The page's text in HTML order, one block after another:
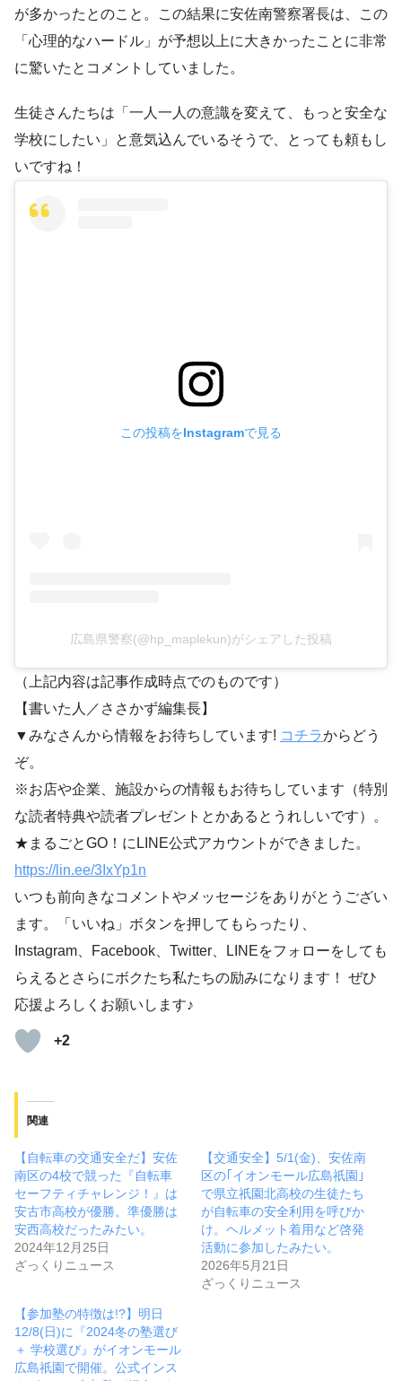
が多かったとのこと。この結果に安佐南警察署長は、この
「心理的なハードル」が予想以上に大きかったことに非常
に驚いたとコメントしていました。
生徒さんたちは「一人一人の意識を変えて、もっと安全な
学校にしたい」と意気込んでいるそうで、とっても頼もし
いですね！
この投稿をInstagramで見る
広島県警察(@hp_maplekun)がシェアした投稿
（上記内容は記事作成時点でのものです）
【書いた人／ささかず編集長】
▼みなさんから情報をお待ちしています! コチラからどう
ぞ。
※お店や企業、施設からの情報もお待ちしています（特別
な読者特典や読者プレゼントとかあるとうれしいです）。
★まるごとGO！にLINE公式アカウントができました。
https://lin.ee/3IxYp1n
いつも前向きなコメントやメッセージをありがとうござい
ます。「いいね」ボタンを押してもらったり、
Instagram、Facebook、Twitter、LINEをフォローをしても
らえるとさらにボクたち私たちの励みになります！ ぜひ
応援よろしくお願いします♪
+2
関連
【自転車の交通安全だ】安佐
南区の4校で競った『自転車
セーフティチャレンジ！』は
安古市高校が優勝。準優勝は
安西高校だったみたい。
2024年12月25日
ざっくりニュース
【交通安全】5/1(金)、安佐南
区の｢イオンモール広島祇園｣
で県立祇園北高校の生徒たち
が自転車の安全利用を呼びか
け。ヘルメット着用など啓発
活動に参加したみたい。
2026年5月21日
ざっくりニュース
【参加塾の特徴は!?】明日
12/8(日)に『2024冬の塾選び
＋ 学校選び』がイオンモール
広島祇園で開催。公式インス